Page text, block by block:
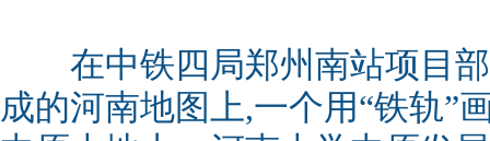
在中铁四局郑州南站项目部
成的河南地图上,一个用“铁轨”